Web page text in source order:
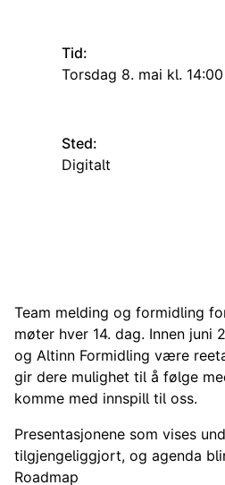
Tid:
torsdag 8. mai kl.
Sted:
Digitalt
Team melding og formidling
møter hver 14. dag. Innen juni
og Altinn Formidling være
gir dere mulighet til å følge
komme med innspill til oss.
Presentasjonene som vises
tilgjengeliggjort, og agenda
Roadmap